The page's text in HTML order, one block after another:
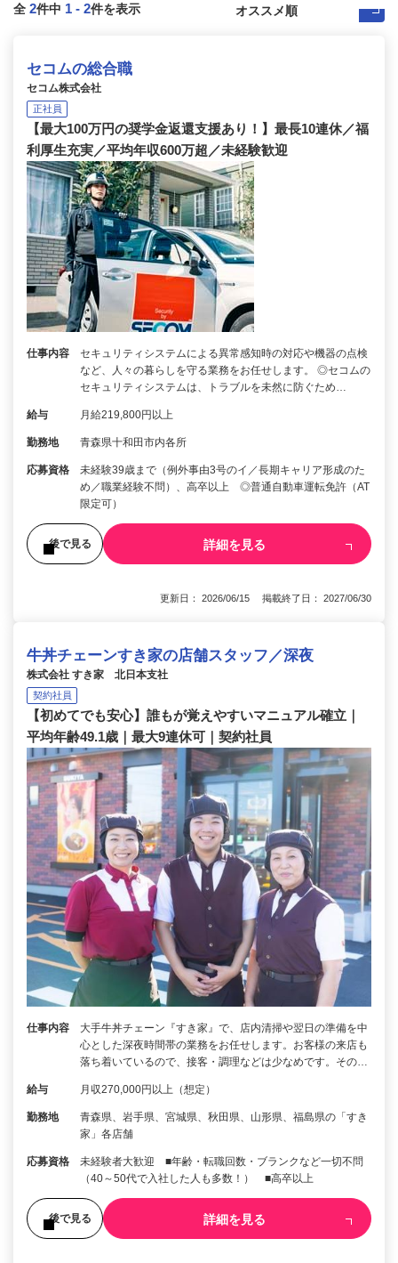
全 2件中 1 - 2件を表示
セコムの総合職
セコム株式会社
正社員
【最大100万円の奨学金返還支援あり！】最長10連休／福
利厚生充実／平均年収600万超／未経験歓迎
仕事内容
セキュリティシステムによる異常感知時の対応や機器の点検
など、人々の暮らしを守る業務をお任せします。 ◎セコムの
セキュリティシステムは、トラブルを未然に防ぐため…
給与 月給219,800円以上
勤務地 青森県十和田市内各所
応募資格
未経験39歳まで（例外事由3号のイ／長期キャリア形成のた
め／職業経験不問）、高卒以上 ◎普通自動車運転免許（AT
限定可）
後で見る 詳細を見る
更新日： 2026/06/15 掲載終了日： 2027/06/30
牛丼チェーンすき家の店舗スタッフ／深夜
株式会社 すき家 北日本支社
契約社員
【初めてでも安心】誰もが覚えやすいマニュアル確立｜
平均年齢49.1歳｜最大9連休可｜契約社員
仕事内容
大手牛丼チェーン『すき家』で、店内清掃や翌日の準備を中
心とした深夜時間帯の業務をお任せします。お客様の来店も
落ち着いているので、接客・調理などは少なめです。その…
給与 月収270,000円以上（想定）
勤務地
青森県、岩手県、宮城県、秋田県、山形県、福島県の「すき
家」各店舗
応募資格
未経験者大歓迎 ■年齢・転職回数・ブランクなど一切不問
（40～50代で入社した人も多数！） ■高卒以上
後で見る 詳細を見る